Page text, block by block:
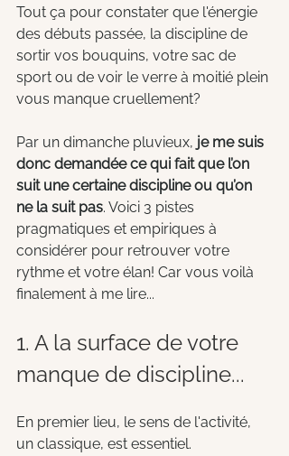
Tout ça pour constater que l'énergie
des débuts passée, la discipline de
sortir vos bouquins, votre sac de
sport ou de voir le verre à moitié plein
vous manque cruellement?
Par un dimanche pluvieux, je me suis
donc demandée ce qui fait que l’on
suit une certaine discipline ou qu’on
ne la suit pas. Voici 3 pistes
pragmatiques et empiriques à
considérer pour retrouver votre
rythme et votre élan! Car vous voilà
finalement à me lire...
1. A la surface de votre
manque de discipline...
En premier lieu, le sens de l'activité,
un classique, est essentiel.